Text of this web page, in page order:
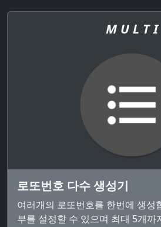
M U L T I
로또번호 다수 생성기
여러개의 로또번호를 한번에 생성
부를 설정할 수 있으며 최대 5개까